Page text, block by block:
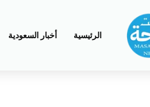
الرئيسية أخبار السعودية